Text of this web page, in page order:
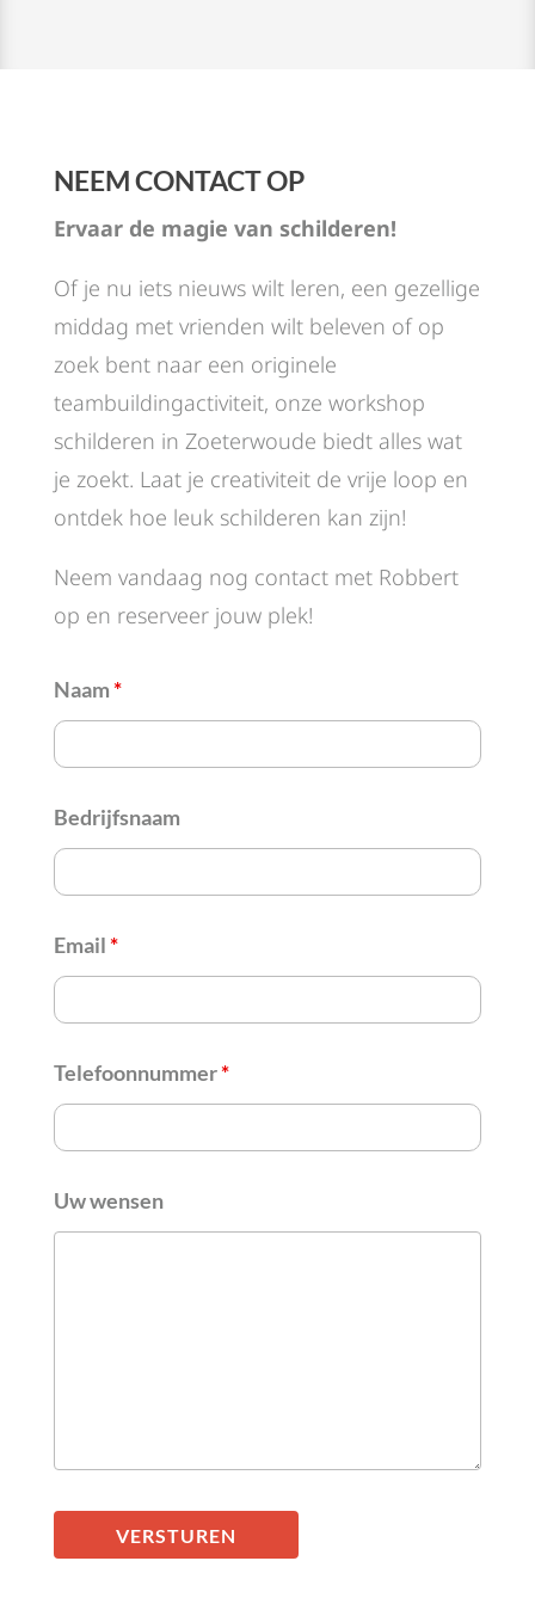
NEEM CONTACT OP
Ervaar de magie van schilderen!
Of je nu iets nieuws wilt leren, een gezellige
middag met vrienden wilt beleven of op
zoek bent naar een originele
teambuildingactiviteit, onze workshop
schilderen in Zoeterwoude biedt alles wat
je zoekt. Laat je creativiteit de vrije loop en
ontdek hoe leuk schilderen kan zijn!
Neem vandaag nog contact met Robbert
op en reserveer jouw plek!
Naam*
Bedrijfsnaam
Email*
Telefoonnummer*
Uw wensen